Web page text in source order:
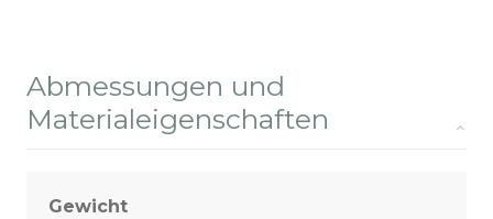
Abmessungen und
Materialeigenschaften
Gewicht